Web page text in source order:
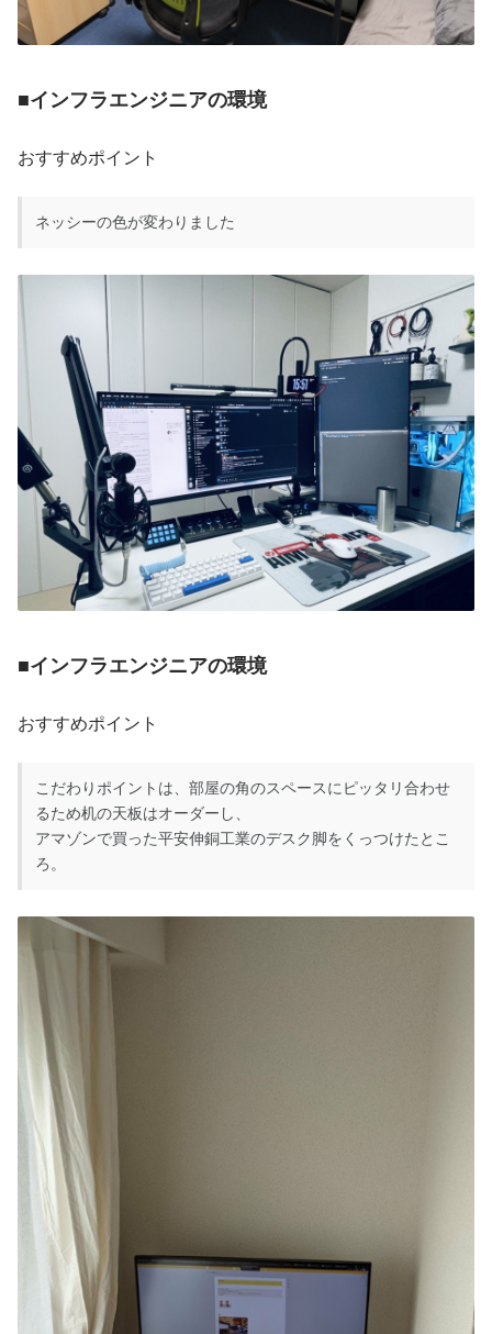
■インフラエンジニアの環境
おすすめポイント
ネッシーの色が変わりました
■インフラエンジニアの環境
おすすめポイント
こだわりポイントは、部屋の角のスペースにピッタリ合わせ
るため机の天板はオーダーし、
アマゾンで買った平安伸銅工業のデスク脚をくっつけたとこ
ろ。